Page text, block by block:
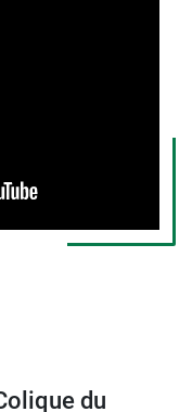
immature.
plus de sucre.
la fraise pour
d’action et
du